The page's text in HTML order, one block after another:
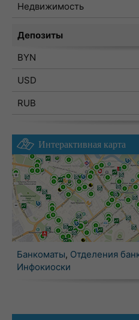
Недвижимость
Депозиты
BYN
USD
RUB
Интерактивная карта
Банкоматы, Отделения
Инфокиоски